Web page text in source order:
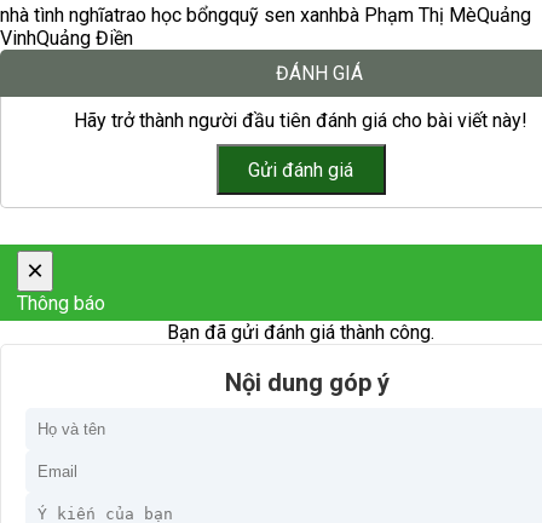
nhà tình nghĩatrao học bổngquỹ sen xanhbà Phạm Thị MèQuảng
VinhQuảng Điền
ĐÁNH GIÁ
Hãy trở thành người đầu tiên đánh giá cho bài viết này!
×
Thông báo
Bạn đã gửi đánh giá thành công.
Nội dung góp ý